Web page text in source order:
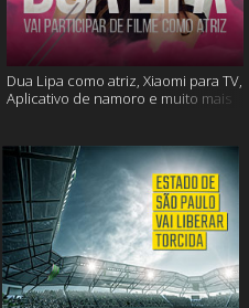
Dua Lipa como atriz, Xiaomi para TV,
Aplicativo de namoro e muito mais